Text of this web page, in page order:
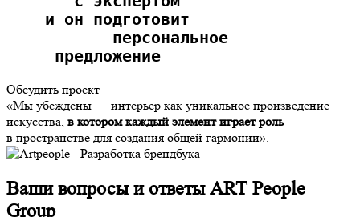
    и он подготовит
           персональное
     предложение
Обсудить проект
«Мы убеждены — интерьер как уникальное произведение
искусства, в котором каждый элемент играет роль
в пространстве для создания общей гармонии».
Ваши вопросы и ответы ART People
Group